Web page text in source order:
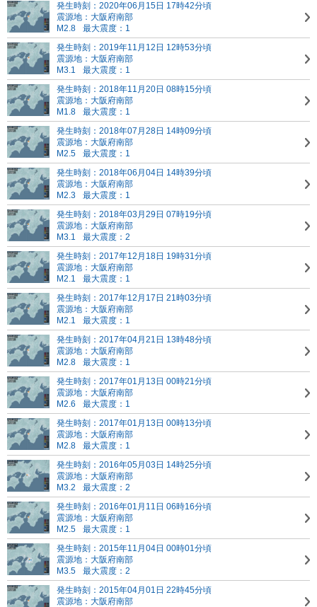
発生時刻：2020年06月15日 17時42分頃
震源地：大阪府南部
M2.8
最大震度：1
発生時刻：2019年11月12日 12時53分頃
震源地：大阪府南部
M3.1
最大震度：1
発生時刻：2018年11月20日 08時15分頃
震源地：大阪府南部
M1.8
最大震度：1
発生時刻：2018年07月28日 14時09分頃
震源地：大阪府南部
M2.5
最大震度：1
発生時刻：2018年06月04日 14時39分頃
震源地：大阪府南部
M2.3
最大震度：1
発生時刻：2018年03月29日 07時19分頃
震源地：大阪府南部
M3.1
最大震度：2
発生時刻：2017年12月18日 19時31分頃
震源地：大阪府南部
M2.1
最大震度：1
発生時刻：2017年12月17日 21時03分頃
震源地：大阪府南部
M2.1
最大震度：1
発生時刻：2017年04月21日 13時48分頃
震源地：大阪府南部
M2.8
最大震度：1
発生時刻：2017年01月13日 00時21分頃
震源地：大阪府南部
M2.6
最大震度：1
発生時刻：2017年01月13日 00時13分頃
震源地：大阪府南部
M2.8
最大震度：1
発生時刻：2016年05月03日 14時25分頃
震源地：大阪府南部
M3.2
最大震度：2
発生時刻：2016年01月11日 06時16分頃
震源地：大阪府南部
M2.5
最大震度：1
発生時刻：2015年11月04日 00時01分頃
震源地：大阪府南部
M3.5
最大震度：2
発生時刻：2015年04月01日 22時45分頃
震源地：大阪府南部